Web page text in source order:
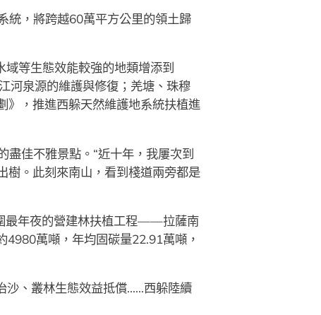
統，將跨越60萬平方公里的領土歸
等生態效能較強的地類增添到
河泉源的維護與修復；羌塘、珠穆
》，推進西躲天然維護地系統扶植進
盡佳不雅景點。“近十年，我屢次到
樹。此刻來南山，看到棧道兩旁都是
最年夜的營建林扶植工程——拉薩南
萬噸，年均固碳量22.91萬噸，
沙、叢林生態效益抵償……西躲陸續